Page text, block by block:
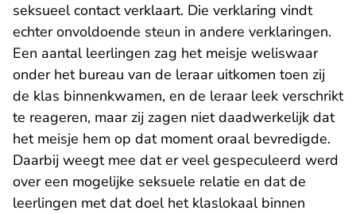
seksueel contact verklaart. Die verklaring vindt
echter onvoldoende steun in andere verklaringen.
Een aantal leerlingen zag het meisje weliswaar
onder het bureau van de leraar uitkomen toen zij
de klas binnenkwamen, en de leraar leek verschrikt
te reageren, maar zij zagen niet daadwerkelijk dat
het meisje hem op dat moment oraal bevredigde.
Daarbij weegt mee dat er veel gespeculeerd werd
over een mogelijke seksuele relatie en dat de
leerlingen met dat doel het klaslokaal binnen